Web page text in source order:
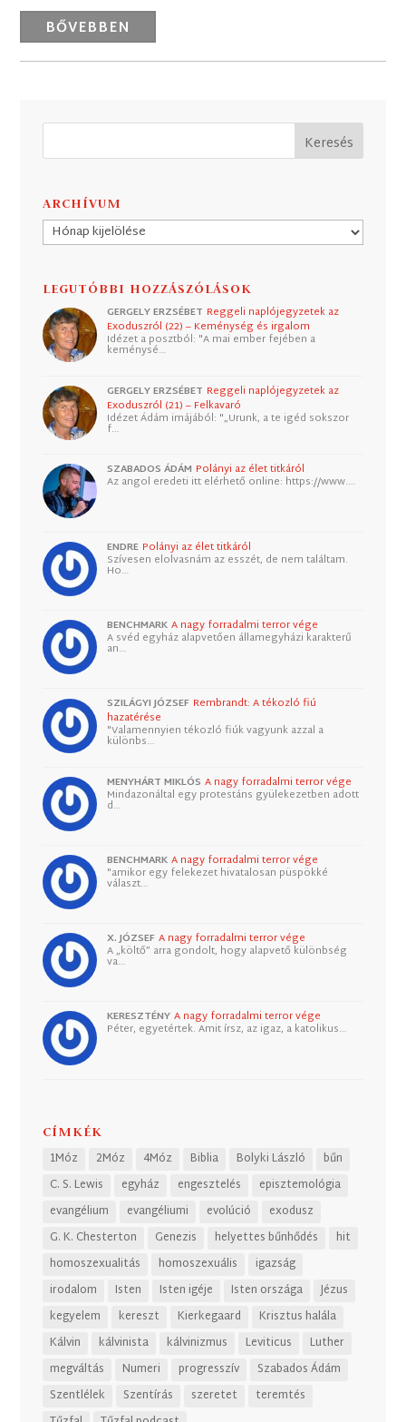
BŐVEBBEN
ARCHÍVUM
Archívum
LEGUTÓBBI HOZZÁSZÓLÁSOK
GERGELY ERZSÉBET Reggeli naplójegyzetek az
Exoduszról (22) – Keménység és irgalom
Idézet a posztból: "A mai ember fejében a
keménysé…
GERGELY ERZSÉBET Reggeli naplójegyzetek az
Exoduszról (21) – Felkavaró
Idézet Ádám imájából: "„Urunk, a te igéd sokszor
f…
SZABADOS ÁDÁM Polányi az élet titkáról
Az angol eredeti itt elérhető online: https://www.…
ENDRE Polányi az élet titkáról
Szívesen elolvasnám az esszét, de nem találtam.
Ho…
BENCHMARK A nagy forradalmi terror vége
A svéd egyház alapvetően államegyházi karakterű
an…
SZILÁGYI JÓZSEF Rembrandt: A tékozló fiú
hazatérése
"Valamennyien tékozló fiúk vagyunk azzal a
különbs…
MENYHÁRT MIKLÓS A nagy forradalmi terror vége
Mindazonáltal egy protestáns gyülekezetben adott
d…
BENCHMARK A nagy forradalmi terror vége
"amikor egy felekezet hivatalosan püspökké
választ…
X. JÓZSEF A nagy forradalmi terror vége
A „költő” arra gondolt, hogy alapvető különbség
va…
KERESZTÉNY A nagy forradalmi terror vége
Péter, egyetértek. Amit írsz, az igaz, a katolikus…
CÍMKÉK
1Móz 2Móz 4Móz Biblia Bolyki László
bűn
C. S. Lewis
egyház engesztelés
episztemológia
evangélium
evangéliumi evolúció
exodusz
G. K. Chesterton
Genezis helyettes bűnhődés
hit
homoszexualitás
homoszexuális
igazság
irodalom
Isten Isten igéje Isten országa
Jézus
kegyelem
kereszt Kierkegaard
Krisztus halála
Kálvin
kálvinista kálvinizmus Leviticus
Luther
megváltás
Numeri progresszív
Szabados Ádám
Szentlélek
Szentírás szeretet
teremtés